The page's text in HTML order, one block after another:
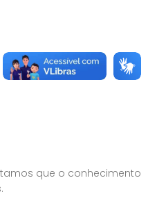
que o conhecimento